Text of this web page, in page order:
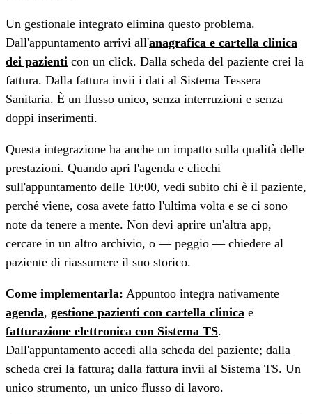
Un gestionale integrato elimina questo problema.
Dall'appuntamento arrivi all'anagrafica e cartella clinica
dei pazienti con un click. Dalla scheda del paziente crei la
fattura. Dalla fattura invii i dati al Sistema Tessera
Sanitaria. È un flusso unico, senza interruzioni e senza
doppi inserimenti.
Questa integrazione ha anche un impatto sulla qualità delle
prestazioni. Quando apri l'agenda e clicchi
sull'appuntamento delle 10:00, vedi subito chi è il paziente,
perché viene, cosa avete fatto l'ultima volta e se ci sono
note da tenere a mente. Non devi aprire un'altra app,
cercare in un altro archivio, o — peggio — chiedere al
paziente di riassumere il suo storico.
Come implementarla: Appuntoo integra nativamente
agenda, gestione pazienti con cartella clinica e
fatturazione elettronica con Sistema TS.
Dall'appuntamento accedi alla scheda del paziente; dalla
scheda crei la fattura; dalla fattura invii al Sistema TS. Un
unico strumento, un unico flusso di lavoro.